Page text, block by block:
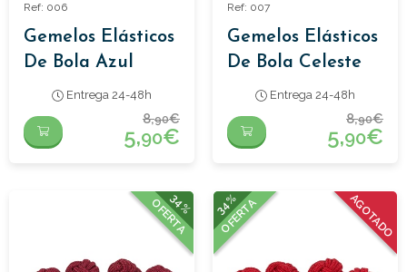
Ref: 006
Gemelos Elásticos
De Bola Azul
CieloEntrega 24-48h
8,90€
5,90€
Ref: 007
Gemelos Elásticos
De Bola Celeste
Entrega 24-48h
8,90€
5,90€
34%
OFERTA AGOTADO
34%
OFERTA